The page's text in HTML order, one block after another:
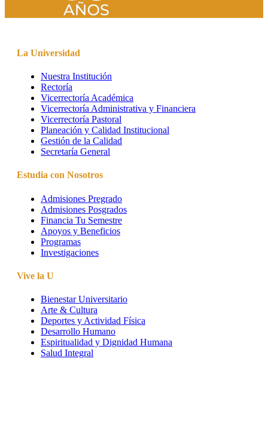
La Universidad
Nuestra Institución
Rectoría
Vicerrectoría Académica
Vicerrectoría Administrativa y Financiera
Vicerrectoría Pastoral
Planeación y Calidad Institucional
Gestión de la Calidad
Secretaría General
Estudia con Nosotros
Admisiones Pregrado
Admisiones Posgrados
Financia Tu Semestre
Apoyos y Beneficios
Programas
Investigaciones
Vive la U
Bienestar Universitario
Arte & Cultura
Deportes y Actividad Física
Desarrollo Humano
Espiritualidad y Dignidad Humana
Salud Integral